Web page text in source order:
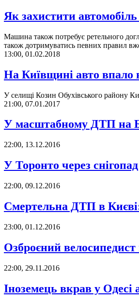
Як захистити
Машина також потребує ретельного
також дотримуватись певних правил
13:00, 01.02.2018
На Київщині авто
У селищі Козин Обухівського району
21:00, 07.01.2017
У масштабному ДТП на
22:00, 13.12.2016
У Торонто через
22:00, 09.12.2016
Смертельна ДТП в
23:00, 01.12.2016
Озброєний
22:00, 29.11.2016
Іноземець вкрав у